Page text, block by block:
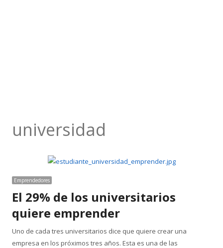
universidad
Emprendedores
El 29% de los universitarios
quiere emprender
Uno de cada tres universitarios dice que quiere crear una
empresa en los próximos tres años. Esta es una de las